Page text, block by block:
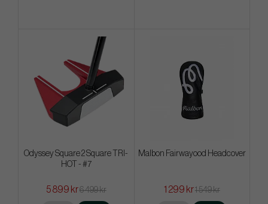
Odyssey Square 2 Square TRI-
HOT - #7
5 899 kr6 499 kr
Malbon Fairwayood Headcover
1 299 kr1 549 kr